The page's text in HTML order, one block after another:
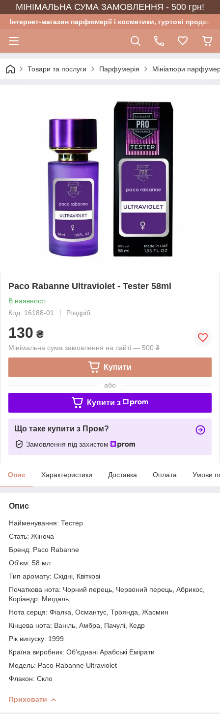
МІНІМАЛЬНА СУМА ЗАМОВЛЕННЯ - 500 грн!
Інтернет-магазин парфюмерії і косметики, гуртові продажі
Товари та послуги Парфумерія Мініатюри
Paco Rabanne Ultraviolet - Tester 58ml
В наявності
Код: 16188-01
Роздріб
130 ₴
Мінімальна сума замовлення на сайті — 500 ₴
Купити
або
Купити з
Що таке купити з Пром?
Замовлення під захистом
Опис Характеристики Доставка Оплата Умови
Опис
Найменування: Тестер
Стать: Жіноча
Бренд: Paco Rabanne
Об'єм: 58 мл
Тип аромату: Східні, Квіткові
Початкова нота: Чорний перець, Червоний перець, Абрикос,
Коріандр, Мигдаль,
Нота серця: Фіалка, Османтус, Троянда, Жасмин
Кінцева нота: Ваніль, Амбра, Пачулі, Кедр
Рік випуску: 1999
Країна виробник: Об'єднані Арабські Емірати
Модель: Paco Rabanne Ultraviolet
Флакон: Скло
Приховати